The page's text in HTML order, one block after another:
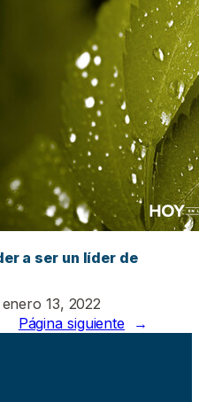
a ser un líder de
13, 2022
Página siguiente →